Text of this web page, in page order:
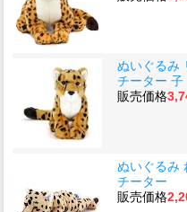
ぬいぐるみ
チーター 子
販売価格
ぬいぐるみ
チーター
販売価格